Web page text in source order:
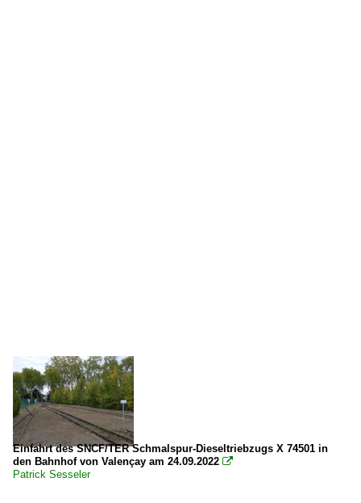
Einfahrt des SNCF/TER Schmalspur-Dieseltriebzugs X 74501 in
den Bahnhof von Valençay am 24.09.2022 
Patrick Sesseler